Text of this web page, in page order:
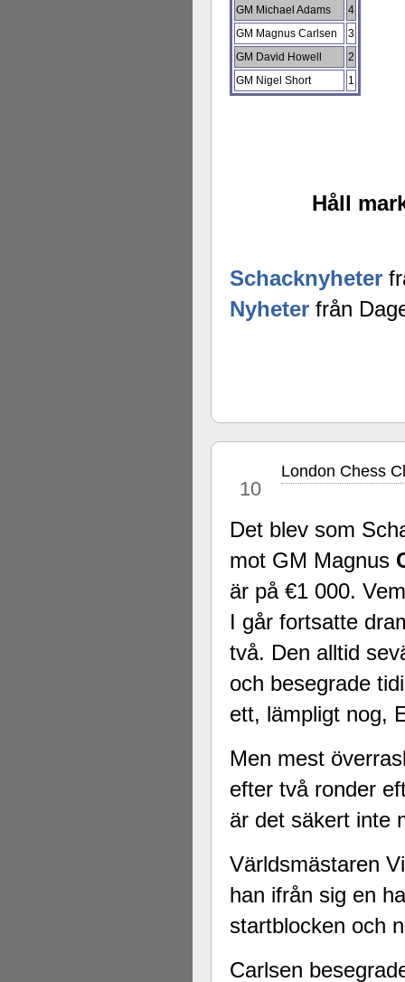
GM Michael Adams
4
GM Magnus Carlsen
3
GM David Howell
2
GM Nigel Short
1
Håll
Schacknyheter
Nyheter från
10
London Chess
Det blev som
mot GM Magnus
är på €1 000.
I går fortsatte
två. Den alltid
och besegrade
ett, lämpligt nog,
Men mest
efter två ronder
är det säkert inte
Världsmästaren
han ifrån sig en
startblocken och
Carlsen